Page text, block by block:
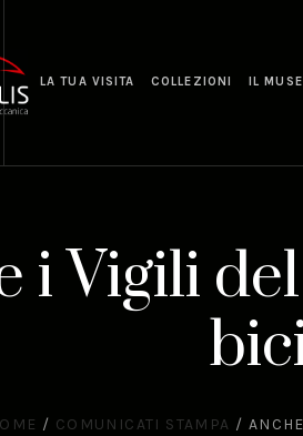
LA TUA VISITA COLLEZIONI IL
i Vigili
/ COMUNICATI STAMPA /